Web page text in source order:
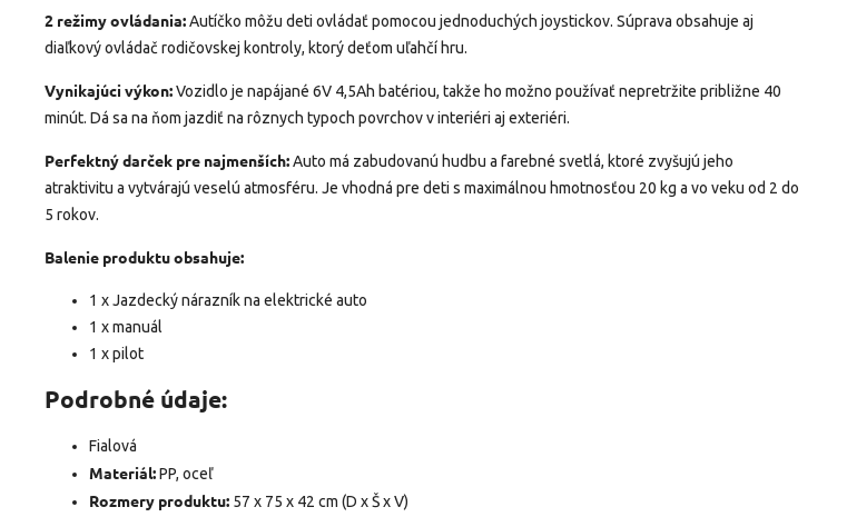
2 režimy ovládania:Autíčko môžu deti ovládať pomocou jednoduchých joystickov. Súprava obsahuje aj
diaľkový ovládač rodičovskej kontroly, ktorý deťom uľahčí hru.
Vynikajúci výkon:Vozidlo je napájané 6V 4,5Ah batériou, takže ho možno používať nepretržite približne 40
minút. Dá sa na ňom jazdiť na rôznych typoch povrchov v interiéri aj exteriéri.
Perfektný darček pre najmenších:Auto má zabudovanú hudbu a farebné svetlá, ktoré zvyšujú jeho
atraktivitu a vytvárajú veselú atmosféru. Je vhodná pre deti s maximálnou hmotnosťou 20 kg a vo veku od 2 do
5 rokov.
Balenie produktu obsahuje:
1 x Jazdecký nárazník na elektrické auto
1 x manuál
1 x pilot
Podrobné údaje:
Fialová
Materiál:PP, oceľ
Rozmery produktu: 57 x 75 x 42 cm (D x Š x V)